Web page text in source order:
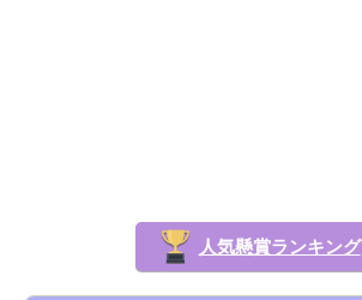
人気懸賞ランキング